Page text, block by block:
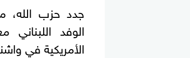
جدد حزب الله،
الوفد اللبناني
الأمريكية في